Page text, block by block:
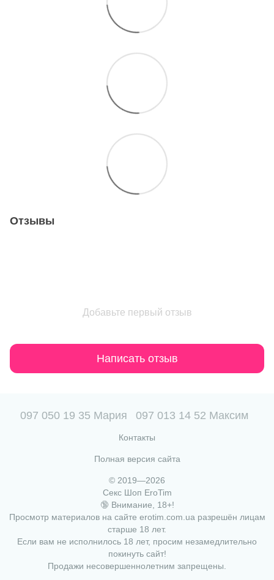
Отзывы
Добавьте первый отзыв
Написать отзыв
097 050 19 35 Мария 097 013 14 52 Максим
Контакты
Полная версия сайта
© 2019—2026
Секс Шоп EroTim
🔞 Внимание, 18+!
Просмотр материалов на сайте erotim.com.ua разрешён лицам
старше 18 лет.
Если вам не исполнилось 18 лет, просим незамедлительно
покинуть сайт!
Продажи несовершеннолетним запрещены.